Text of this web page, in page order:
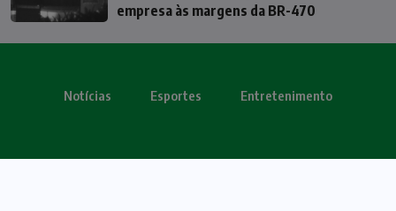
empresa às margens da BR-470
Notícias Esportes Entretenimento